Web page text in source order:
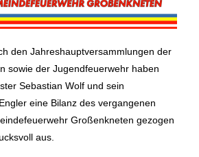
den Jahreshauptversammlungen der
sowie der Jugendfeuerwehr haben
Sebastian Wolf und sein
eine Bilanz des vergangenen
Großenkneten gezogen
aus.